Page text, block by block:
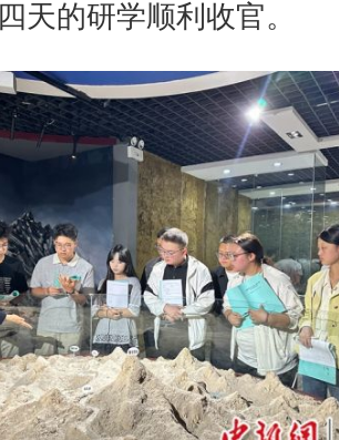
天的研学顺利收官。